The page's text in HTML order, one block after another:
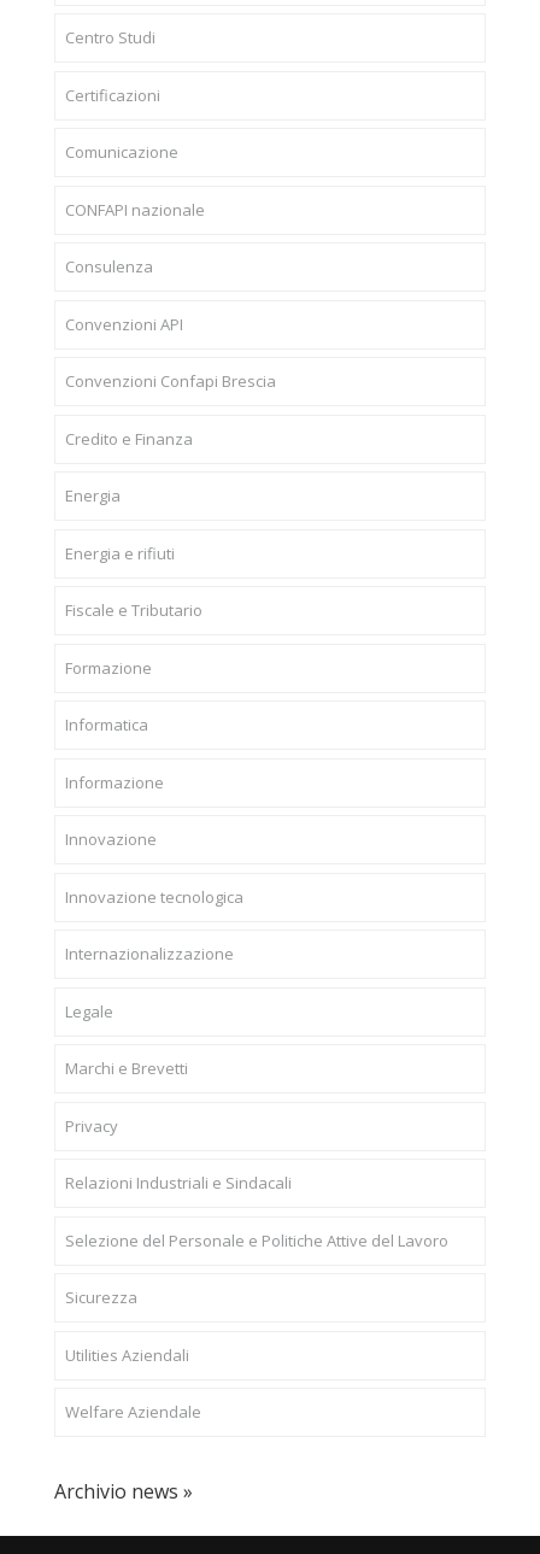
Centro Studi
Certificazioni
Comunicazione
CONFAPI nazionale
Consulenza
Convenzioni API
Convenzioni Confapi Brescia
Credito e Finanza
Energia
Energia e rifiuti
Fiscale e Tributario
Formazione
Informatica
Informazione
Innovazione
Innovazione tecnologica
Internazionalizzazione
Legale
Marchi e Brevetti
Privacy
Relazioni Industriali e Sindacali
Selezione del Personale e Politiche Attive del Lavoro
Sicurezza
Utilities Aziendali
Welfare Aziendale
Archivio news »